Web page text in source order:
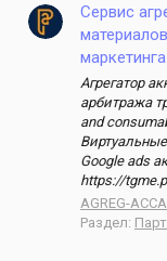
Сервис
Агрегатор
арбитража
and
Google ads
https://
AGREG-
Раздел: